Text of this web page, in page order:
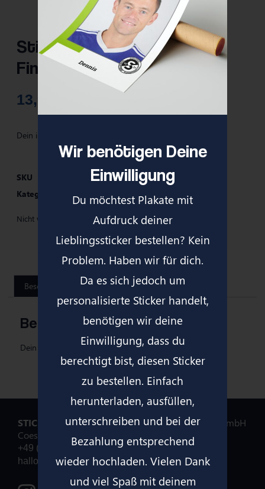
Stickerplakate DIN A2 – SG
Finnentrop/Bamenohl
13,90
Dein individuelles DIN A2 Plakat mit deinem Sticker!
SKU
57402-012009
Kategorie
SG Finnentrop/Bamenohl Merch
Nicht vorrätig
Beschreibung
Beschreibung
Dein individuelles DIN A2 Plakat mit deinem Sticker!
STICKERFREUNDEist eine Marke der druckwert GmbH
Coesfelder Hof 1, 48527 Nordhorn
+49 (0) 5921 3701712
hallo@stickerfreun.de
Wir benötigen Deine
Einwilligung
Du möchtest Plakate mit
Aufdruck deiner
Lieblingssticker bestellen? Kein
Problem. Haben wir für dich.
Da es sich jedoch um
personalisierte Sticker handelt,
benötigen wir deine
Einwilligung, dass du
berechtigt bist, diesen Sticker
zu bestellen. Einfach
herunterladen, ausfüllen,
unterschreiben und bei der
Bezahlung entsprechend
wieder hochladen. Vielen Dank
und viel Spaß mit deinem